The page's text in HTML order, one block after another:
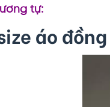
tự:
áo